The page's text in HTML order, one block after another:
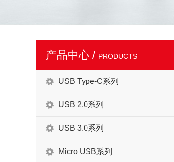
产品中心 / PRODUCTS
USB Type-C系列
USB 2.0系列
USB 3.0系列
Micro USB系列